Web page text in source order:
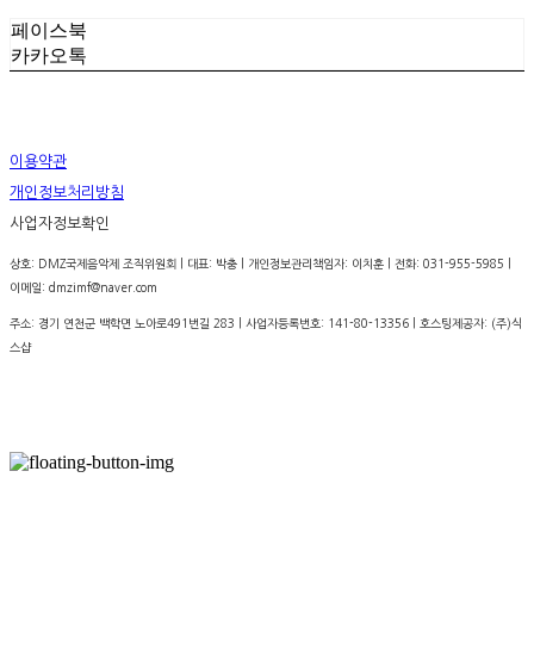
페이스북
카카오톡
이용약관
개인정보처리방침
사업자정보확인
상호: DMZ국제음악제 조직위원회 | 대표: 박충 | 개인정보관리책임자: 이치훈 | 전화: 031-955-5985 |
이메일: dmzimf@naver.com
주소: 경기 연천군 백학면 노아로491번길 283 | 사업자등록번호: 141-80-13356 | 호스팅제공자: (주)식
스샵